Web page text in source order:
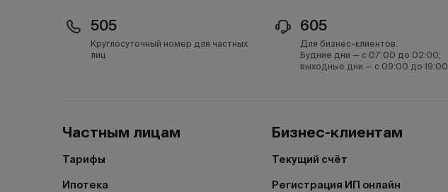
505
Круглосуточный номер для частных
лиц
605
Для бизнес-клиентов.
Будние дни — с 07:00 до 02:00;
выходные дни — с 09:00 до 19:00
Частным лицам
Тарифы
Ипотека
Бизнес-клиентам
Текущий счёт
Регистрация ИП онлайн